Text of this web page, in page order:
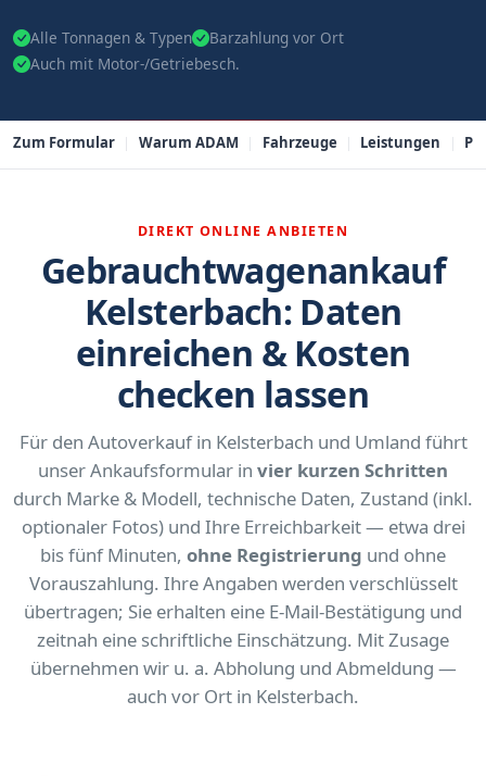
Alle Tonnagen & Typen
Barzahlung vor Ort
Auch mit Motor-/Getriebesch.
Zum Formular Warum ADAM Fahrzeuge Leistungen
DIREKT ONLINE ANBIETEN
Gebrauchtwagenankauf
Kelsterbach: Daten
einreichen & Kosten
checken lassen
Für den Autoverkauf in Kelsterbach und Umland führt
unser Ankaufsformular in vier kurzen Schritten
durch Marke & Modell, technische Daten, Zustand (inkl.
optionaler Fotos) und Ihre Erreichbarkeit — etwa drei
bis fünf Minuten, ohne Registrierung und ohne
Vorauszahlung. Ihre Angaben werden verschlüsselt
übertragen; Sie erhalten eine E-Mail-Bestätigung und
zeitnah eine schriftliche Einschätzung. Mit Zusage
übernehmen wir u. a. Abholung und Abmeldung —
auch vor Ort in Kelsterbach.